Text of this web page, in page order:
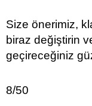
Size önerimiz,
biraz değiştirin
geçireceğiniz
8/50